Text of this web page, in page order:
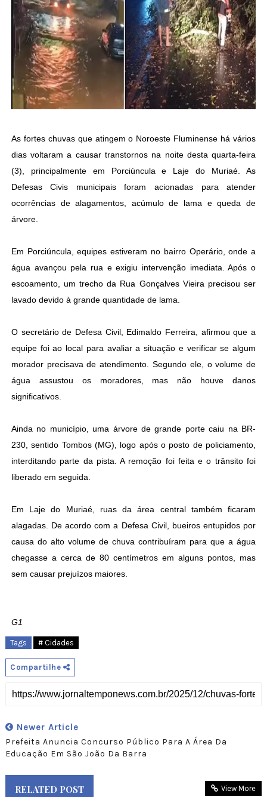
As fortes chuvas que atingem o Noroeste Fluminense há vários
dias voltaram a causar transtornos na noite desta quarta-feira
(3), principalmente em Porciúncula e Laje do Muriaé. As
Defesas Civis municipais foram acionadas para atender
ocorrências de alagamentos, acúmulo de lama e queda de
árvore.
Em Porciúncula, equipes estiveram no bairro Operário, onde a
água avançou pela rua e exigiu intervenção imediata. Após o
escoamento, um trecho da Rua Gonçalves Vieira precisou ser
lavado devido à grande quantidade de lama.
O secretário de Defesa Civil, Edimaldo Ferreira, afirmou que a
equipe foi ao local para avaliar a situação e verificar se algum
morador precisava de atendimento. Segundo ele, o volume de
água assustou os moradores, mas não houve danos
significativos.
Ainda no município, uma árvore de grande porte caiu na BR-
230, sentido Tombos (MG), logo após o posto de policiamento,
interditando parte da pista. A remoção foi feita e o trânsito foi
liberado em seguida.
Em Laje do Muriaé, ruas da área central também ficaram
alagadas. De acordo com a Defesa Civil, bueiros entupidos por
causa do alto volume de chuva contribuíram para que a água
chegasse a cerca de 80 centímetros em alguns pontos, mas
sem causar prejuízos maiores.
G1
Tags # Cidades
Compartilhe
Newer Article
Prefeita Anuncia Concurso Público Para A Área Da
Educação Em São João Da Barra
RELATED POST View More